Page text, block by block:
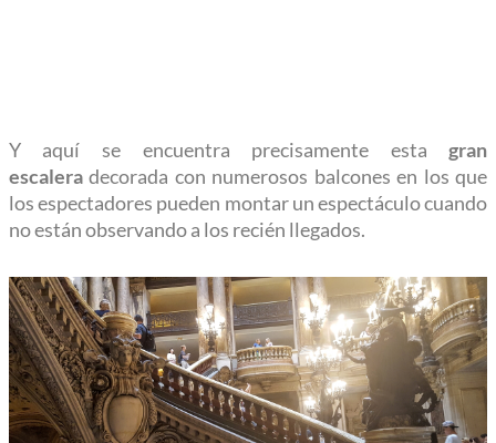
Y aquí se encuentra precisamente estagran
escaleradecorada con numerosos balcones en los que
los espectadores pueden montar un espectáculo cuando
no están observando a los recién llegados.